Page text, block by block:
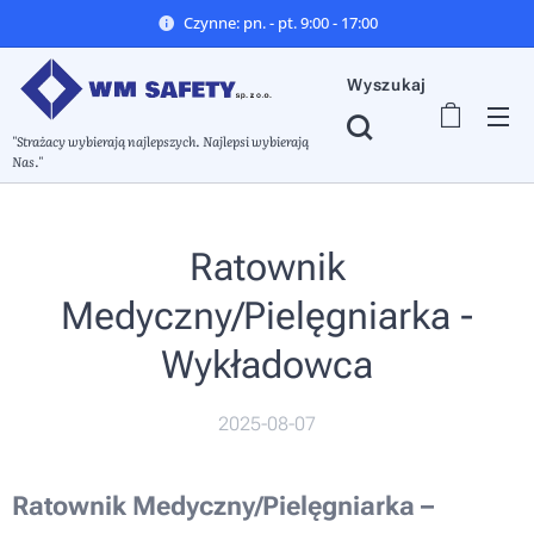
Czynne: pn. - pt. 9:00 - 17:00
"Strażacy wybierają najlepszych. Najlepsi wybierają
Nas."
Wyszukaj
Ratownik
Medyczny/Pielęgniarka -
Wykładowca
2025-08-07
Ratownik Medyczny/Pielęgniarka –